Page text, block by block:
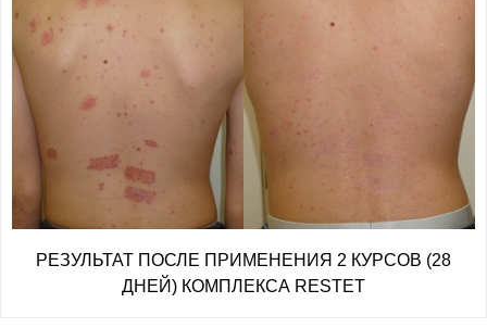
РЕЗУЛЬТАТ ПОСЛЕ ПРИМЕНЕНИЯ 2 КУРСОВ (28
ДНЕЙ) КОМПЛЕКСА RESTET